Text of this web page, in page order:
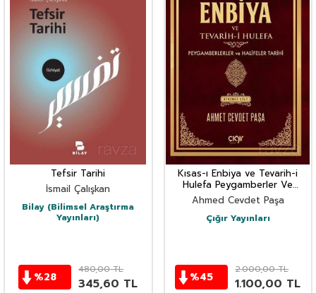
Tefsir Tarihi
İsmail Çalışkan
Bilay (Bilimsel Araştırma
Yayınları)
%28
480,00TL
345,60 TL
Kısas-ı Enbiya ve Tevarih-i
Hulefa Peygamberler Ve
Halifeler Tarihi (2 Cilt)
Ahmed Cevdet Paşa
Çığır Yayınları
%45
2.000,00TL
1.100,00 TL